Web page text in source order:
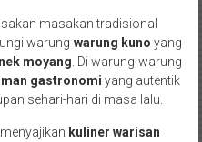
masakan tradisional
warung-warung kuno yang
moyang . Di warung-warung
gastronomi yang autentik
sehari-hari di masa lalu.
kuliner warisan